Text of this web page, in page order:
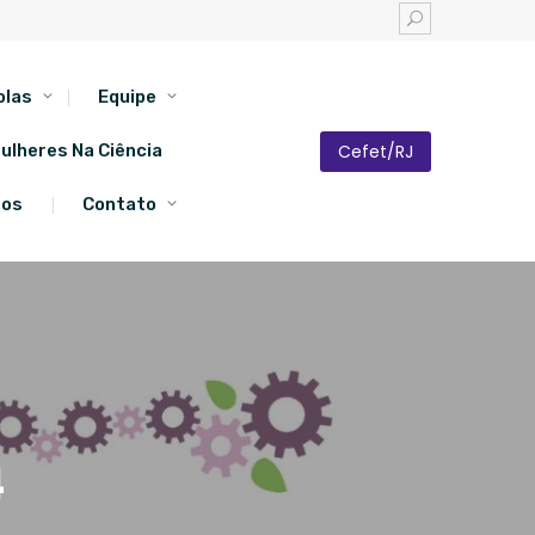
Equipe
Na Ciência
Contato
Cefet/RJ